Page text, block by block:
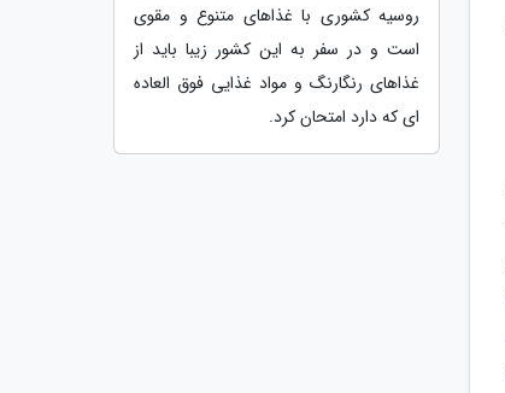
روسیه کشوری با غذاهای متنوع و مقوی
است و در سفر به این کشور زیبا باید از
غذاهای رنگارنگ و مواد غذایی فوق العاده
ای که دارد امتحان کرد.